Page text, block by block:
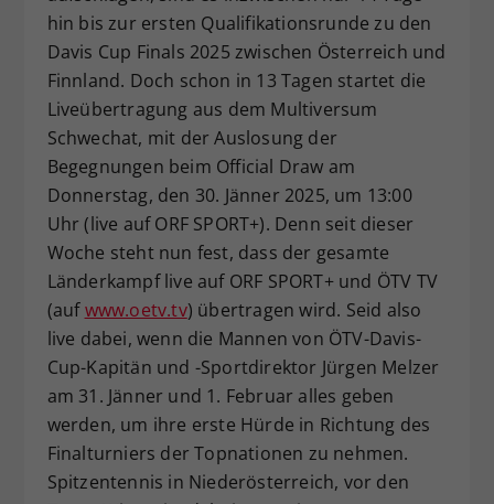
hin bis zur ersten Qualifikationsrunde zu den
Davis Cup Finals 2025 zwischen Österreich und
Finnland. Doch schon in 13 Tagen startet die
Liveübertragung aus dem Multiversum
Schwechat, mit der Auslosung der
Begegnungen beim Official Draw am
Donnerstag, den 30. Jänner 2025, um 13:00
Uhr (live auf ORF SPORT+). Denn seit dieser
Woche steht nun fest, dass der gesamte
Länderkampf live auf ORF SPORT+ und ÖTV TV
(aufwww.oetv.tv) übertragen wird. Seid also
live dabei, wenn die Mannen von ÖTV-Davis-
Cup-Kapitän und -Sportdirektor Jürgen Melzer
am 31. Jänner und 1. Februar alles geben
werden, um ihre erste Hürde in Richtung des
Finalturniers der Topnationen zu nehmen.
Spitzentennis in Niederösterreich, vor den
Zweck
Dieser Wert speichert Ihre Consent-
Einstellungen. Unter anderem eine
zufällig generierte ID, für die
historische Speicherung Ihrer
vorgenommen Einstellungen, falls der
Webseiten-Betreiber dies eingestellt
hat.